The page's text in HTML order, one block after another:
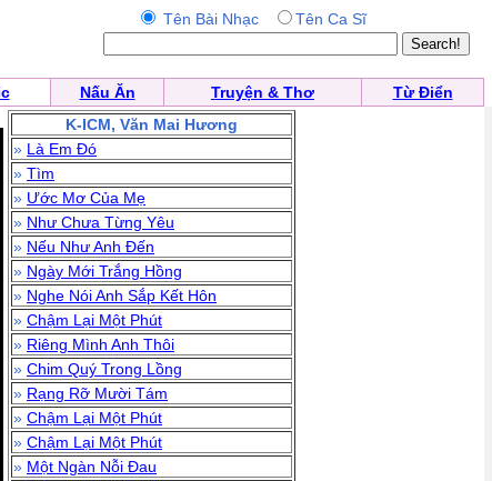
Tên Bài Nhạc Tên Ca Sĩ
Nấu Ăn Truyện & Thơ
Từ Điển
K-ICM, Văn Mai Hương
» Là Em Đó
» Tìm
» Ước Mơ Của Mẹ
» Như Chưa Từng Yêu
» Nếu Như Anh Đến
» Ngày Mới Trắng Hồng
» Nghe Nói Anh Sắp Kết Hôn
» Chậm Lại Một Phút
» Riêng Mình Anh Thôi
» Chim Quý Trong Lồng
» Rạng Rỡ Mười Tám
» Chậm Lại Một Phút
» Chậm Lại Một Phút
» Một Ngàn Nỗi Đau